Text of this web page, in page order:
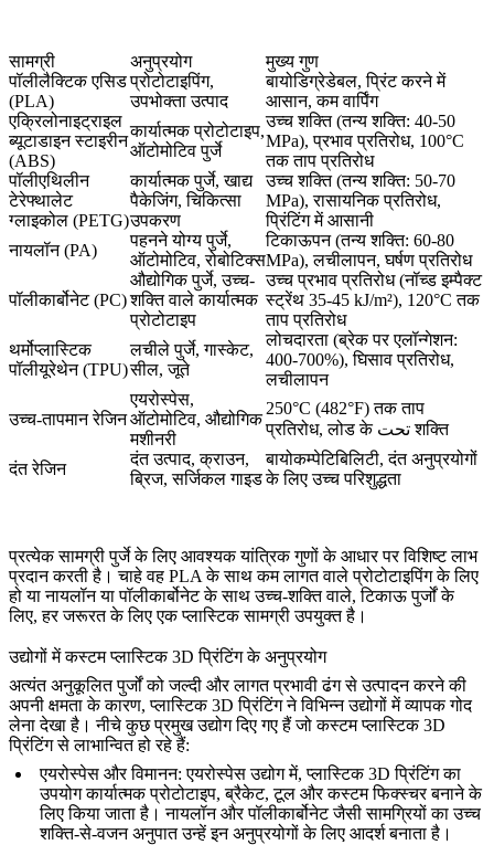
सामग्री अनुप्रयोग
मुख्य गुण
पॉलीलैक्टिक एसिड
(PLA)
प्रोटोटाइपिंग,
उपभोक्ता उत्पाद
बायोडिग्रेडेबल, प्रिंट करने में
आसान, कम वार्पिंग
एक्रिलोनाइट्राइल
ब्यूटाडाइन स्टाइरीन
(ABS)
कार्यात्मक प्रोटोटाइप,
ऑटोमोटिव पुर्जे
उच्च शक्ति (तन्य शक्ति: 40-50
MPa), प्रभाव प्रतिरोध, 100°C
तक ताप प्रतिरोध
पॉलीएथिलीन
टेरेफ्थालेट
ग्लाइकोल (PETG)
कार्यात्मक पुर्जे, खाद्य
पैकेजिंग, चिकित्सा
उपकरण
उच्च शक्ति (तन्य शक्ति: 50-70
MPa), रासायनिक प्रतिरोध,
प्रिंटिंग में आसानी
नायलॉन (PA)
पहनने योग्य पुर्जे,
ऑटोमोटिव, रोबोटिक्स
टिकाऊपन (तन्य शक्ति: 60-80
MPa), लचीलापन, घर्षण प्रतिरोध
पॉलीकार्बोनेट (PC)
औद्योगिक पुर्जे, उच्च-
शक्ति वाले कार्यात्मक
प्रोटोटाइप
उच्च प्रभाव प्रतिरोध (नॉच्ड इम्पैक्ट
स्ट्रेंथ 35-45 kJ/m²), 120°C तक
ताप प्रतिरोध
थर्मोप्लास्टिक
पॉलीयूरेथेन (TPU)
लचीले पुर्जे, गास्केट,
सील, जूते
लोचदारता (ब्रेक पर एलॉन्गेशन:
400-700%), घिसाव प्रतिरोध,
लचीलापन
उच्च-तापमान रेजिन
एयरोस्पेस,
ऑटोमोटिव, औद्योगिक
मशीनरी
250°C (482°F) तक ताप
प्रतिरोध, लोड के تحت शक्ति
दंत रेजिन
दंत उत्पाद, क्राउन,
ब्रिज, सर्जिकल गाइड
बायोकम्पेटिबिलिटी, दंत अनुप्रयोगों
के लिए उच्च परिशुद्धता
प्रत्येक सामग्री पुर्जे के लिए आवश्यक यांत्रिक गुणों के आधार पर विशिष्ट लाभ
प्रदान करती है। चाहे वह PLA के साथ कम लागत वाले प्रोटोटाइपिंग के लिए
हो या नायलॉन या पॉलीकार्बोनेट के साथ उच्च-शक्ति वाले, टिकाऊ पुर्जों के
लिए, हर जरूरत के लिए एक प्लास्टिक सामग्री उपयुक्त है।
उद्योगों में कस्टम प्लास्टिक 3D प्रिंटिंग के अनुप्रयोग
अत्यंत अनुकूलित पुर्जों को जल्दी और लागत प्रभावी ढंग से उत्पादन करने की
अपनी क्षमता के कारण, प्लास्टिक 3D प्रिंटिंग ने विभिन्न उद्योगों में व्यापक गोद
लेना देखा है। नीचे कुछ प्रमुख उद्योग दिए गए हैं जो कस्टम प्लास्टिक 3D
प्रिंटिंग से लाभान्वित हो रहे हैं:
एयरोस्पेस और विमानन: एयरोस्पेस उद्योग में, प्लास्टिक 3D प्रिंटिंग का
उपयोग कार्यात्मक प्रोटोटाइप, ब्रैकेट, टूल और कस्टम फिक्स्चर बनाने के
लिए किया जाता है। नायलॉन और पॉलीकार्बोनेट जैसी सामग्रियों का उच्च
शक्ति-से-वजन अनुपात उन्हें इन अनुप्रयोगों के लिए आदर्श बनाता है।